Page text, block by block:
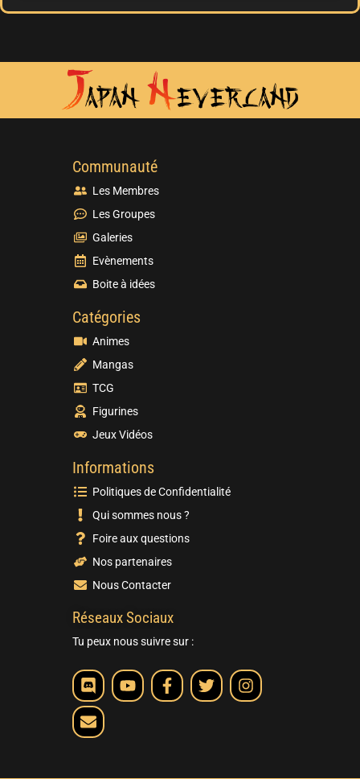
Communauté
Les Membres
Les Groupes
Galeries
Evènements
Boite à idées
Catégories
Animes
Mangas
TCG
Figurines
Jeux Vidéos
Informations
Politiques de Confidentialité
Qui sommes nous ?
Foire aux questions
Nos partenaires
Nous Contacter
Réseaux Sociaux
Tu peux nous suivre sur :